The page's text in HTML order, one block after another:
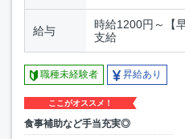
給与
時給1200円～【
支給
職種未経験者 昇給あり
ここがオススメ！
食事補助など手当充実◎